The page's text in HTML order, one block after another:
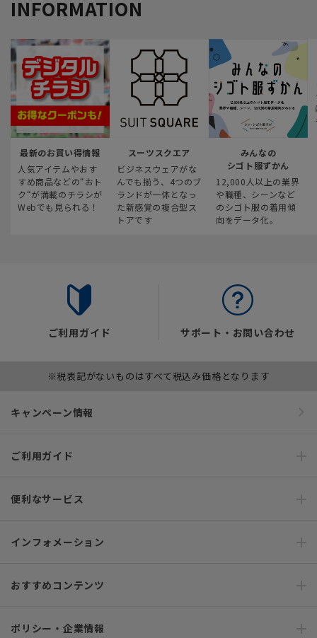
INFORMATION
最新のお買い得情報
人気アイテムやおす
すめ商品などの“おト
ク“が満載のチラシが
Webでも見られる！
スーツスクエア
ビジネスウェアがな
んでも揃う、4つのブ
ランドが一体となっ
た新感覚の複合型ス
トアです
みんなの
シゴト服ずかん
12,000人以上の業界
や職種、シーンなど
のシゴト服の着用傾
向をデータ化。
ご利用ガイド サポート・お問い合わせ
※税表記がないものはすべて税込み価格となります
キャンペーン情報
ご利用ガイド
便利なサービス
インフォメーション
おすすめコンテンツ
ポリシー・企業情報